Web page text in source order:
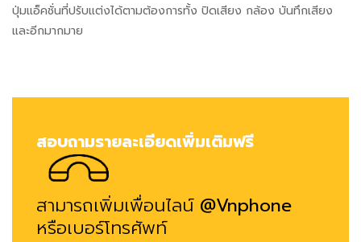
ปุ่มแอ็คชั่นที่ปรับแต่งได้ตามต้องการทั้ง ปิดเสียง กล้อง บันทึกเสียง
และอีกมากมาย
สอบถามรายละเอียดเพิ่มเติมฟรี
สามารถเพิ่มเพื่อนไลน์ @Vnphone
หรือเบอร์โทรศัพท์